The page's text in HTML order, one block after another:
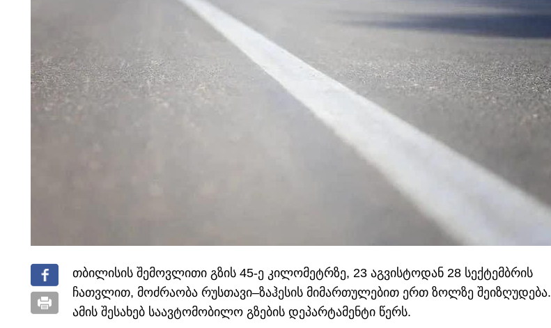
თბილისის შემოვლითი გზის 45-ე კილომეტრზე, 23 აგვისტოდან 28 სექტემბრის
ჩათვლით, მოძრაობა რუსთავი–ზაჰესის მიმართულებით ერთ ზოლზე შეიზღუდება.
ამის შესახებ საავტომობილო გზების დეპარტამენტი წერს.